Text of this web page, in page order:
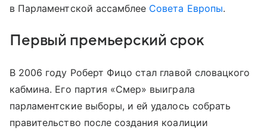
в Парламентской ассамблее Совета Европы.
Первый премьерский срок
В 2006 году Роберт Фицо стал главой словацкого
кабмина. Его партия «Смер» выиграла
парламентские выборы, и ей удалось собрать
правительство после создания коалиции